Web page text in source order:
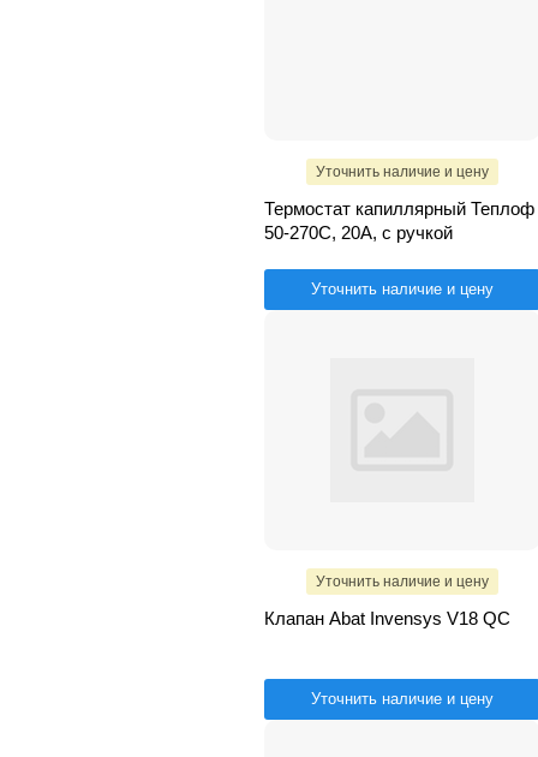
Уточнить наличие и цену
Термостат капиллярный Теплоф
50-270С, 20А, с ручкой
Уточнить наличие и цену
Уточнить наличие и цену
Клапан Abat Invensys V18 QC
Уточнить наличие и цену